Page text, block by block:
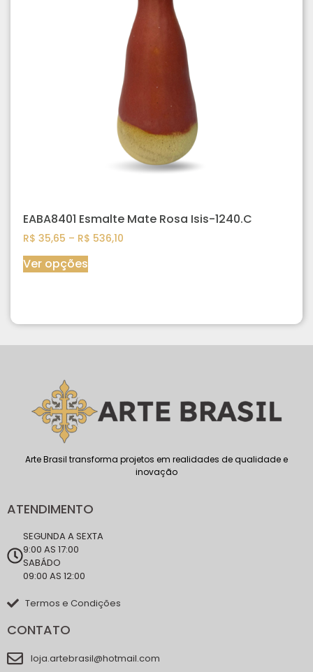
EABA8401 Esmalte Mate Rosa Isis-1240.C
R$ 35,65 – R$ 536,10
Ver opções
Arte Brasil transforma projetos em realidades de qualidade e
inovação
ATENDIMENTO
SEGUNDA A SEXTA
9:00 AS 17:00
SABÁDO
09:00 AS 12:00
Termos e Condições
CONTATO
loja.artebrasil@hotmail.com